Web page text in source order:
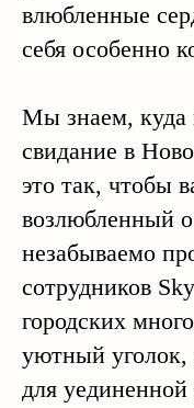
влюбленные
себя особенно
Мы знаем, куда
свидание в
это так, чтобы
возлюбленный
незабываемо
сотрудников
городских
уютный уголок,
для уединенной